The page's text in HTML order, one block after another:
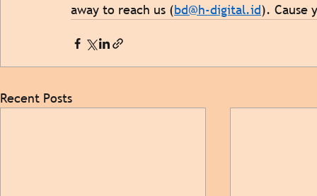
away to reach us (bd@h-digital.id). Cause
Recent Posts